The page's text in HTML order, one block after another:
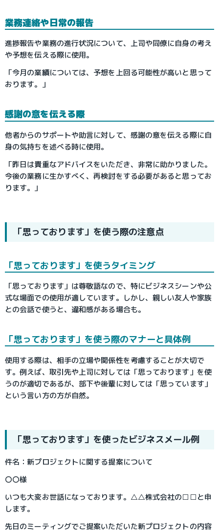
業務連絡や日常の報告
進捗報告や業務の進行状況について、上司や同僚に自身の考え
や予想を伝える際に使用。
「今月の業績については、予想を上回る可能性が高いと思って
おります。」
感謝の意を伝える際
他者からのサポートや助言に対して、感謝の意を伝える際に自
身の気持ちを述べる時に使用。
「昨日は貴重なアドバイスをいただき、非常に助かりました。
今後の業務に生かすべく、再検討をする必要があると思ってお
ります。」
「思っております」を使う際の注意点
「思っております」を使うタイミング
「思っております」は尊敬語なので、特にビジネスシーンや公
式な場面での使用が適しています。しかし、親しい友人や家族
との会話で使うと、違和感がある場合も。
「思っております」を使う際のマナーと具体例
使用する際は、相手の立場や関係性を考慮することが大切で
す。例えば、取引先や上司に対しては「思っております」を使
うのが適切であるが、部下や後輩に対しては「思っています」
という言い方の方が自然。
「思っております」を使ったビジネスメール例
件名：新プロジェクトに関する提案について
〇〇様
いつも大変お世話になっております。△△株式会社の□□と申
します。
先日のミーティングでご提案いただいた新プロジェクトの内容